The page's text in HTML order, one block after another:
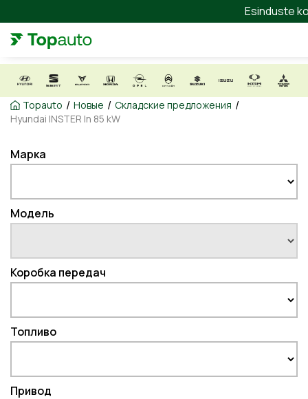
Esinduste
Topauto / Новые / Складские предложения /
Hyundai INSTER In 85 kW
Марка
Модель
Коробка передач
Топливо
Привод